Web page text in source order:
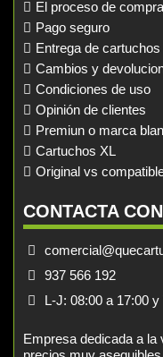
El proceso de compra
Pago seguro
Entrega de
Cambios y
Condiciones de uso
Opinión de clientes
Premiun o marca
Cartuchos XL
Original vs
CONTACTA
937 566 192
L-J: 08:00 a 17:00
Empresa dedicada a